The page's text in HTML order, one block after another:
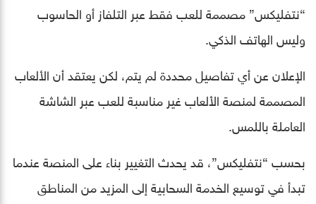
“نتفليكس” مصممة للعب فقط عبر التلفاز أو الحاسوب
وليس الهاتف الذكي.
الإعلان عن أي تفاصيل محددة لم يتم، لكن يعتقد أن الألعاب
المصممة لمنصة الألعاب غير مناسبة للعب عبر الشاشة
العاملة باللمس.
بحسب “نتفليكس”، قد يحدث التغيير بناء على المنصة عندما
تبدأ في توسيع الخدمة السحابية إلى المزيد من المناطق